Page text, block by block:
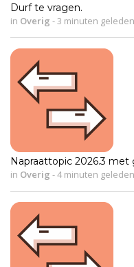
Durf te vragen.
in Overig - 3 minuten geleden
Napraattopic 2026.3
in Overig -4 minuten geleden